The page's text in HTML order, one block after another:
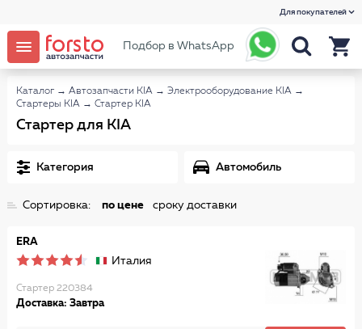
Для покупателей
Подбор в WhatsApp
Каталог → Автозапчасти KIA → Электрооборудование KIA →
Стартеры KIA → Стартер KIA
Стартер для KIA
Категория Автомобиль
Сортировка: по цене сроку доставки
ERA
Италия
Стартер 220384
Доставка: Завтра